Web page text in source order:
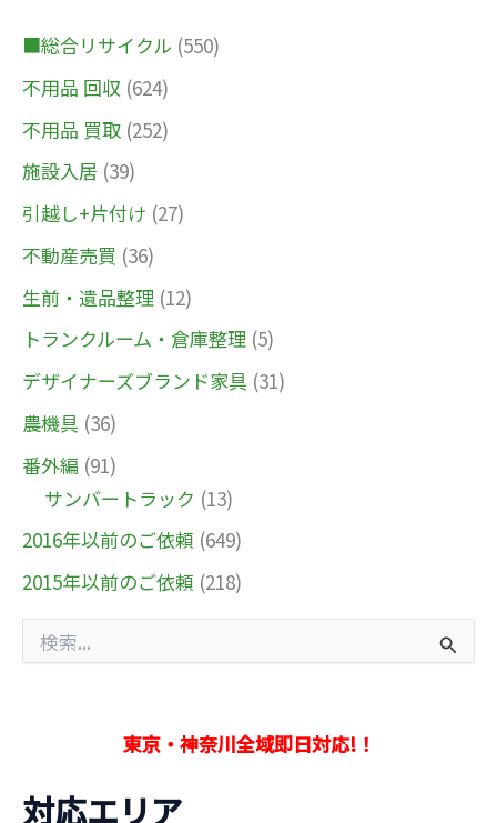
■総合リサイクル (550)
不用品 回収 (624)
不用品 買取 (252)
施設入居 (39)
引越し+片付け (27)
不動産売買 (36)
生前・遺品整理 (12)
トランクルーム・倉庫整理 (5)
デザイナーズブランド家具 (31)
農機具 (36)
番外編 (91)
サンバートラック (13)
2016年以前のご依頼 (649)
2015年以前のご依頼 (218)
索
東京・神奈川全域即日対応!！
対応エリア